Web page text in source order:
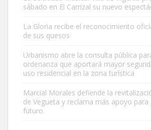
Busco adopción responsable para mi perra.
Leales.org » Gran Canaria | 6.7.2025
sábado en El Carrizal su nuevo
La Gloria recibe el reconocimiento
de sus quesos
Urbanismo abre la consulta pública
ordenanza que aportará mayor
uso residencial en la zona turística
Marcial Morales defiende la
de Vegueta y reclama más apoyo para
futuro.